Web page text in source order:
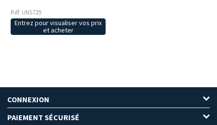
Réf: UNS729
Entrez pour visualiser vos prix
et acheter
CONNEXION
PAIEMENT SÉCURISÉ